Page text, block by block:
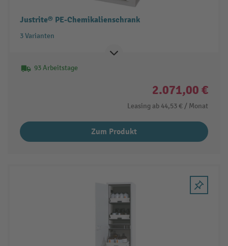
Justrite® PE-Chemikalienschrank
3 Varianten
93 Arbeitstage
2.071,00 €
Leasing ab 44,53 € / Monat
Zum Produkt